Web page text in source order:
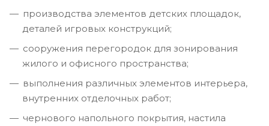
производства элементов детских площадок,
деталей игровых конструкций;
сооружения перегородок для зонирования
жилого и офисного пространства;
выполнения различных элементов интерьера,
внутренних отделочных работ;
чернового напольного покрытия, настила